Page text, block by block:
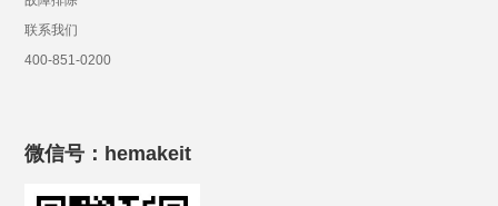
联系我们
400-851-0200
微信号：hemakeit